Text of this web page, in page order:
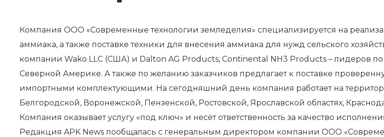
Компания ООО «Современные технологии земледелия» специализируется на
аммиака, а также поставке техники для внесения аммиака для нужд сельского
компании Wako LLC (США) и Dalton AG Products, Continental NH3 Products – лидеров
Северной Америке. А также по желанию заказчиков предлагает к поставке
импортными комплектующими. На сегодняшний день компания работает на
Белгородской, Воронежской, Пензенской, Ростовской, Ярославской областях,
Компания оказывает услугу «под ключ» и несёт ответственность за качество
Редакция APK News пообщалась с генеральным директором компании ООО